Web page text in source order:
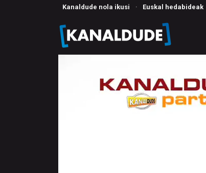
Kanaldude nola ikusi · Euskal hedabideak